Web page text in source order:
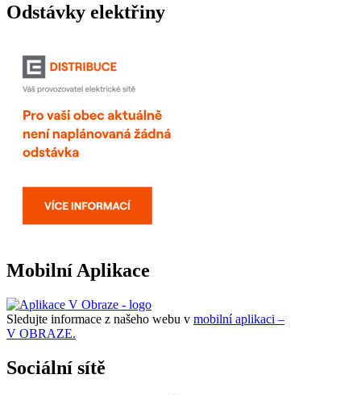
Odstávky elektřiny
Mobilní Aplikace
Sledujte informace z našeho webu v mobilní aplikaci –
V OBRAZE.
Sociální sítě